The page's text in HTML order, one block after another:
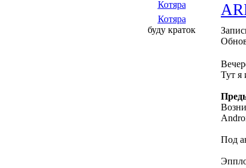
Котяра
буду краток
Тут я
Под